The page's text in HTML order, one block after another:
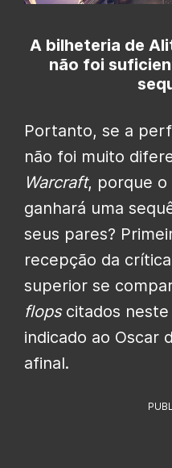
A bilheteria de
não foi
Portanto, se a
não foi muito
Warcraft, porque o
ganhará uma
seus pares?
recepção da
superior se
flopscitados
indicado ao Oscar
afinal.